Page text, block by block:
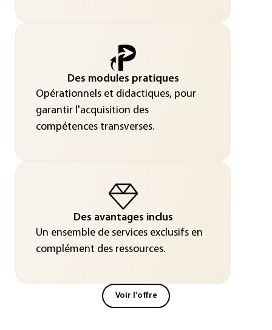
Des modules pratiques
Opérationnels et didactiques, pour
garantir l'acquisition des
compétences transverses.
Des avantages inclus
Un ensemble de services exclusifs en
complément des ressources.
Voir l'offre